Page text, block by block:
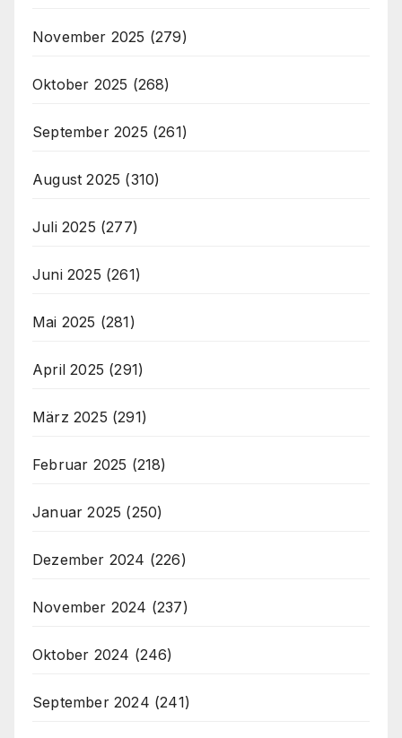
November 2025 (279)
Oktober 2025 (268)
September 2025 (261)
August 2025 (310)
Juli 2025 (277)
Juni 2025 (261)
Mai 2025 (281)
April 2025 (291)
März 2025 (291)
Februar 2025 (218)
Januar 2025 (250)
Dezember 2024 (226)
November 2024 (237)
Oktober 2024 (246)
September 2024 (241)